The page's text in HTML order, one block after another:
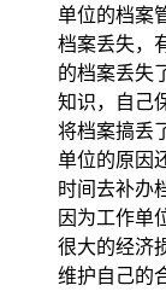
单位的档案
档案丢失，
的档案丢失
知识，自己
将档案搞丢
单位的原因
时间去补办
因为工作单
很大的经济
维护自己的